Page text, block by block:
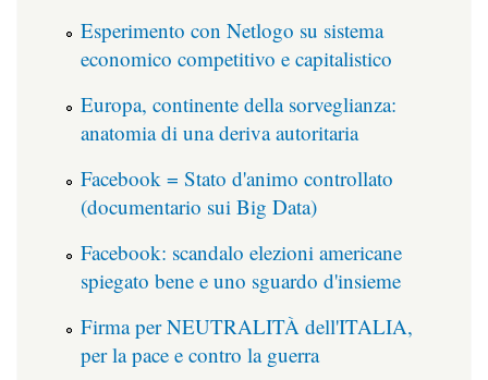
Esperimento con Netlogo su sistema
economico competitivo e capitalistico
Europa, continente della sorveglianza:
anatomia di una deriva autoritaria
Facebook = Stato d'animo controllato
(documentario sui Big Data)
Facebook: scandalo elezioni americane
spiegato bene e uno sguardo d'insieme
Firma per NEUTRALITÀ dell'ITALIA,
per la pace e contro la guerra